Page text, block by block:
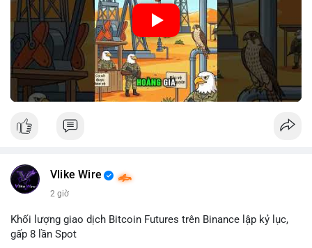
🎥 Xem video trực tiếp tại:
Nguồn: Cú Thông Thái
Vlike Wire
2 giờ
Khối lượng giao dịch Bitcoin Futures trên Binance lập kỷ lục,
gấp 8 lần Spot